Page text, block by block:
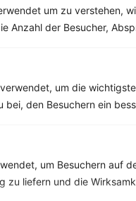
um zu verstehen,
Anzahl der Besucher,
um die
bei, den Besuchern ein
um Besuchern auf
zu liefern und die
Rezepte mit
Rezepte